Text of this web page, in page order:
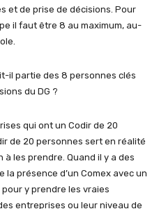
et de prise de décisions. Pour
il faut être 8 au maximum, au-
il partie des 8 personnes clés
du DG ?
qui ont un Codir de 20
de 20 personnes sert en réalité
les prendre. Quand il y a des
présence d’un Comex avec un
y prendre les vraies
entreprises ou leur niveau de